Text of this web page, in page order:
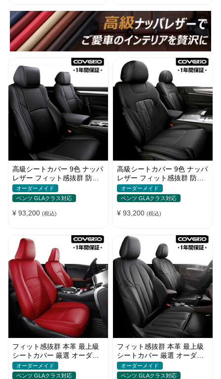
高級シートカバー 9色 ナッパ
レザー フィット感抜群 防水
防汚 オーダーメイド 全席セ
ット
オーダーメイド
ベンツ GLAクラス対応
¥ 93,200 (税込)
高級シートカバー 9色 ナッパ
レザー フィット感抜群 防水
防汚 オーダーメイド 全席セ
ット
オーダーメイド
ベンツ GLAクラス対応
¥ 93,200 (税込)
フィット感抜群 本革 最上級
シートカバー 厳選 オーダー
メイド 防水 雰囲気 全席セッ
ト
オーダーメイド
ベンツ GLAクラス対応
フィット感抜群 本革 最上級
シートカバー 厳選 オーダー
メイド 防水 雰囲気 全席セッ
ト
オーダーメイド
ベンツ GLAクラス対応